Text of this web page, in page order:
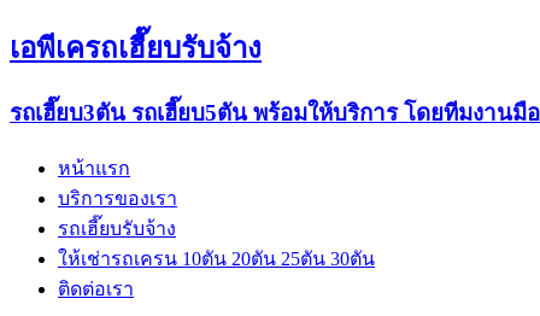
เอพีเครถเฮี๊ยบรับจ้าง
รถเฮี๊ยบ3ตัน รถเฮี๊ยบ5ตัน พร้อมให้บริการ โดยทีมงานมื
หน้าแรก
บริการของเรา
รถเฮี๊ยบรับจ้าง
ให้เช่ารถเครน 10ตัน 20ตัน 25ตัน 30ตัน
ติดต่อเรา